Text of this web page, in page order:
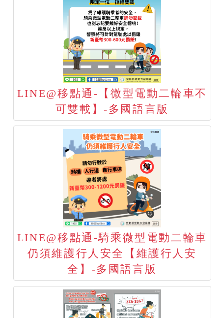
LINE@移點通-【微型電動二輪車不
可雙載】-多國語言版
LINE@移點通-騎乘微型電動二輪車
仍須維護行人安全【維護行人安
全】-多國語言版